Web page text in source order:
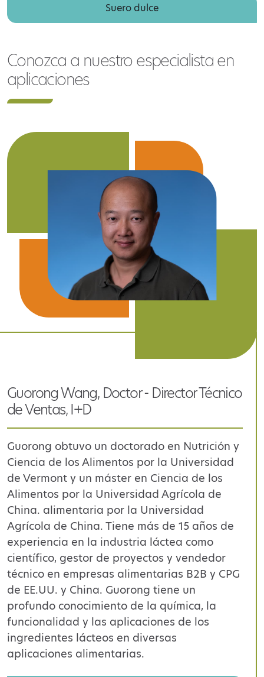
Suero dulce
Conozca a nuestro especialista en
aplicaciones
Guorong Wang, Doctor - Director Técnico
de Ventas, I+D
Guorong obtuvo un doctorado en Nutrición y
Ciencia de los Alimentos por la Universidad
de Vermont y un máster en Ciencia de los
Alimentos por la Universidad Agrícola de
China. alimentaria por la Universidad
Agrícola de China. Tiene más de 15 años de
experiencia en la industria láctea como
científico, gestor de proyectos y vendedor
técnico en empresas alimentarias B2B y CPG
de EE.UU. y China. Guorong tiene un
profundo conocimiento de la química, la
funcionalidad y las aplicaciones de los
ingredientes lácteos en diversas
aplicaciones alimentarias.